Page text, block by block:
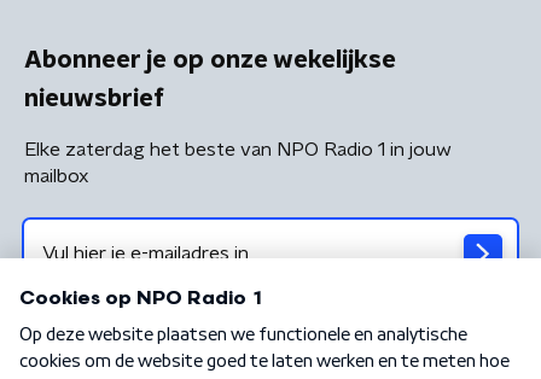
Abonneer je op onze wekelijkse
nieuwsbrief
Elke zaterdag het beste van NPO Radio 1 in jouw
mailbox